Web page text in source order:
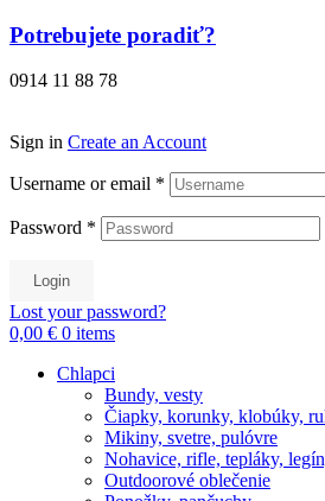
Preskočiť
obsah
Potrebujete poradiť?
0914 11 88 78
Sign in Create an Account
Username or email *
Password *
Login
Lost your password?
0,00 € 0 items
Chlapci
Bundy, vesty
Čiapky, korunky, klobúky,
Mikiny, svetre, pulóvre
Nohavice, rifle, tepláky,
Outdoorové oblečenie